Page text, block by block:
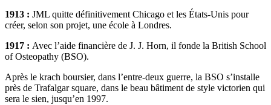
1913 : JML quitte définitivement Chicago et les États-Unis pour
créer, selon son projet, une école à Londres.
1917 : Avec l’aide financière de J. J. Horn, il fonde la British School
of Osteopathy (BSO).
Après le krach boursier, dans l’entre-deux guerre, la BSO s’installe
près de Trafalgar square, dans le beau bâtiment de style victorien qui
sera le sien, jusqu’en 1997.